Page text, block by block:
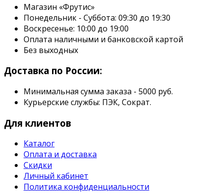
Магазин «Фрутис»
Понедельник - Суббота: 09:30 до 19:30
Воскресенье: 10:00 до 19:00
Оплата наличными и банковской картой
Без выходных
Доставка по России:
Минимальная сумма заказа - 5000 руб.
Курьерские службы: ПЭК, Сократ.
Для клиентов
Каталог
Оплата и доставка
Скидки
Личный кабинет
Политика конфиденциальности